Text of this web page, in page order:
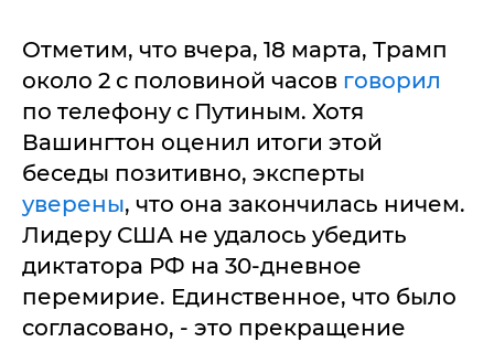
Отметим, что вчера, 18 марта, Трамп
около 2 с половиной часов говорил
по телефону с Путиным. Хотя
Вашингтон оценил итоги этой
беседы позитивно, эксперты
уверены, что она закончилась ничем.
Лидеру США не удалось убедить
диктатора РФ на 30-дневное
перемирие. Единственное, что было
согласовано, - это прекращение